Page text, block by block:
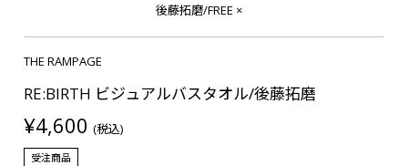
後藤拓磨/FREE ×
THE RAMPAGE
RE:BIRTH ビジュアルバスタオル/後藤拓磨
¥4,600 (税込)
受注商品